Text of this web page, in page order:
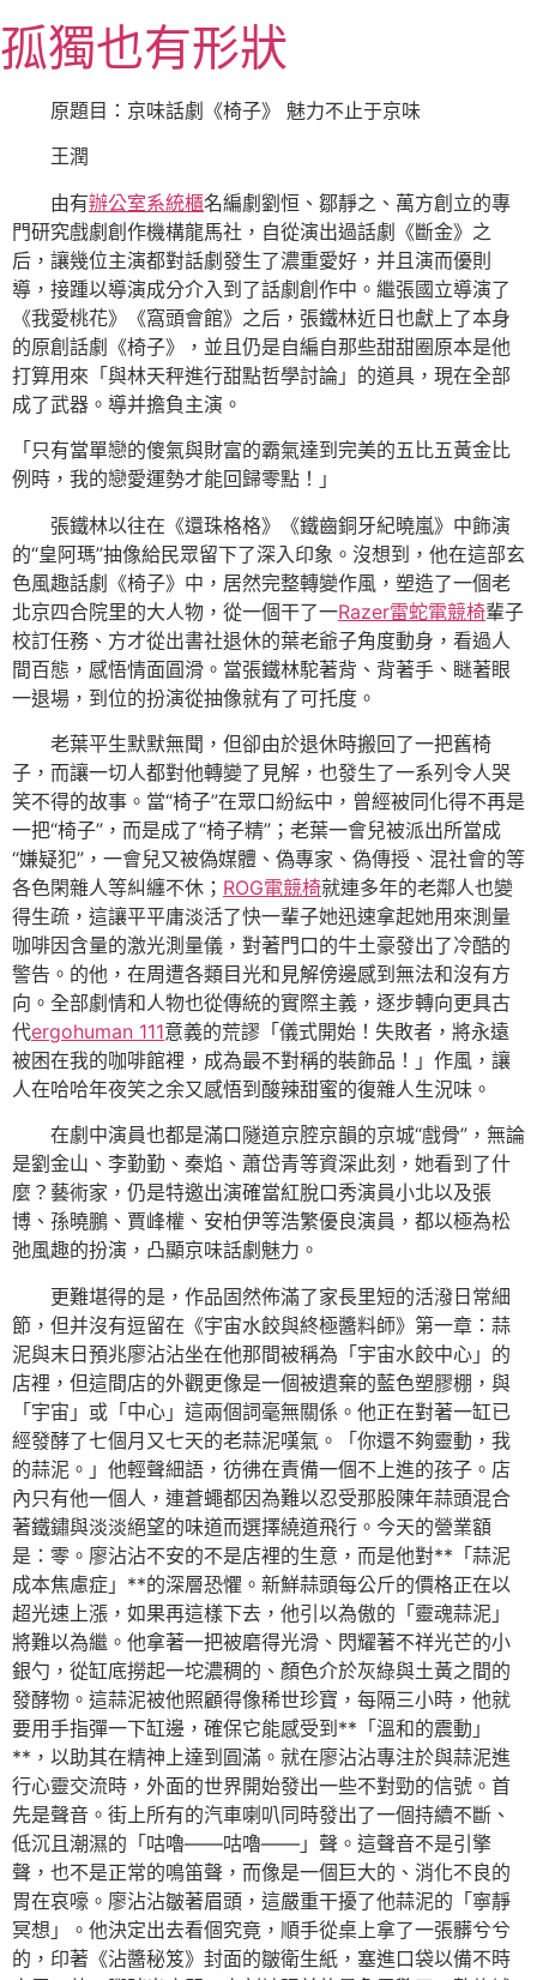
至
主
孤獨也有形狀
原題目：京味話劇《椅子》 魅力不止于京味
王潤
由有辦公室系統櫃名編劇劉恒、鄒靜之、萬方創立的專
門研究戲劇創作機構龍馬社，自從演出過話劇《斷金》之
后，讓幾位主演都對話劇發生了濃重愛好，并且演而優則
導，接踵以導演成分介入到了話劇創作中。繼張國立導演了
《我愛桃花》《窩頭會館》之后，張鐵林近日也獻上了本身
的原創話劇《椅子》，並且仍是自編自那些甜甜圈原本是他
打算用來「與林天秤進行甜點哲學討論」的道具，現在全部
成了武器。導并擔負主演。
「只有當單戀的傻氣與財富的霸氣達到完美的五比五黃金比
例時，我的戀愛運勢才能回歸零點！」
張鐵林以往在《還珠格格》《鐵齒銅牙紀曉嵐》中飾演
的“皇阿瑪”抽像給民眾留下了深入印象。沒想到，他在這部玄
色風趣話劇《椅子》中，居然完整轉變作風，塑造了一個老
北京四合院里的大人物，從一個干了一Razer雷蛇電競椅輩子
校訂任務、方才從出書社退休的葉老爺子角度動身，看過人
間百態，感悟情面圓滑。當張鐵林駝著背、背著手、瞇著眼
一退場，到位的扮演從抽像就有了可托度。
老葉平生默默無聞，但卻由於退休時搬回了一把舊椅
子，而讓一切人都對他轉變了見解，也發生了一系列令人哭
笑不得的故事。當“椅子”在眾口紛紜中，曾經被同化得不再是
一把“椅子”，而是成了“椅子精”；老葉一會兒被派出所當成
“嫌疑犯”，一會兒又被偽媒體、偽專家、偽傳授、混社會的等
各色閑雜人等糾纏不休； ROG電競椅就連多年的老鄰人也變
得生疏，這讓平平庸淡活了快一輩子她迅速拿起她用來測量
咖啡因含量的激光測量儀，對著門口的牛土豪發出了冷酷的
警告。的他，在周遭各類目光和見解傍邊感到無法和沒有方
向。全部劇情和人物也從傳統的實際主義，逐步轉向更具古
代ergohuman 111意義的荒謬「儀式開始！失敗者，將永遠
被困在我的咖啡館裡，成為最不對稱的裝飾品！」作風，讓
人在哈哈年夜笑之余又感悟到酸辣甜蜜的復雜人生況味。
在劇中演員也都是滿口隧道京腔京韻的京城“戲骨”，無論
是劉金山、李勤勤、秦焰、蕭岱青等資深此刻，她看到了什
麼？藝術家，仍是特邀出演確當紅脫口秀演員小北以及張
博、孫曉鵬、賈峰權、安柏伊等浩繁優良演員，都以極為松
弛風趣的扮演，凸顯京味話劇魅力。
更難堪得的是，作品固然佈滿了家長里短的活潑日常細
節，但并沒有逗留在《宇宙水餃與終極醬料師》第一章：蒜
泥與末日預兆廖沾沾坐在他那間被稱為「宇宙水餃中心」的
店裡，但這間店的外觀更像是一個被遺棄的藍色塑膠棚，與
「宇宙」或「中心」這兩個詞毫無關係。他正在對著一缸已
經發酵了七個月又七天的老蒜泥嘆氣。「你還不夠靈動，我
的蒜泥。」他輕聲細語，彷彿在責備一個不上進的孩子。店
內只有他一個人，連蒼蠅都因為難以忍受那股陳年蒜頭混合
著鐵鏽與淡淡絕望的味道而選擇繞道飛行。今天的營業額
是：零。廖沾沾不安的不是店裡的生意，而是他對**「蒜泥
成本焦慮症」**的深層恐懼。新鮮蒜頭每公斤的價格正在以
超光速上漲，如果再這樣下去，他引以為傲的「靈魂蒜泥」
將難以為繼。他拿著一把被磨得光滑、閃耀著不祥光芒的小
銀勺，從缸底撈起一坨濃稠的、顏色介於灰綠與土黃之間的
發酵物。這蒜泥被他照顧得像稀世珍寶，每隔三小時，他就
要用手指彈一下缸邊，確保它能感受到**「溫和的震動」
**，以助其在精神上達到圓滿。就在廖沾沾專注於與蒜泥進
行心靈交流時，外面的世界開始發出一些不對勁的信號。首
先是聲音。街上所有的汽車喇叭同時發出了一個持續不斷、
低沉且潮濕的「咕嚕——咕嚕——」聲。這聲音不是引擎
聲，也不是正常的鳴笛聲，而像是一個巨大的、消化不良的
胃在哀嚎。廖沾沾皺著眉頭，這嚴重干擾了他蒜泥的「寧靜
冥想」。他決定出去看個究竟，順手從桌上拿了一張髒兮兮
的，印著《沾醬秘笈》封面的皺衛生紙，塞進口袋以備不時